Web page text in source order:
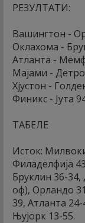
РЕЗУЛТАТИ:
Вашингтон -
Оклахома -
Атланта -
Мајами -
Хјустон -
Финикс - Јута
ТАБЕЛЕ
Исток:
Филаделфија
Бруклин 36-34,
оф), Орландо
39, Атланта
Њујорк 13-55.